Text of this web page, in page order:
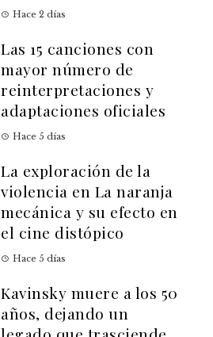
Hace 2 días
Las 15 canciones con
mayor número de
reinterpretaciones y
adaptaciones oficiales
Hace 5 días
La exploración de la
violencia en La naranja
mecánica y su efecto en
el cine distópico
Hace 5 días
Kavinsky muere a los 50
años, dejando un